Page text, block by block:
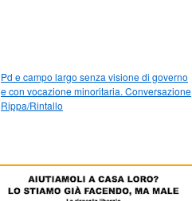
Pd e campo largo senza visione di governo
e con vocazione minoritaria. Conversazione
Rippa/Rintallo